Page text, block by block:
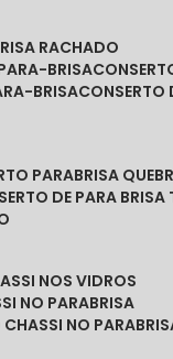
RACHADO
BRISA
BRISA
PARABRISA
DE PARA
NOS VIDROS
NO PARABRISA
CHASSI NO